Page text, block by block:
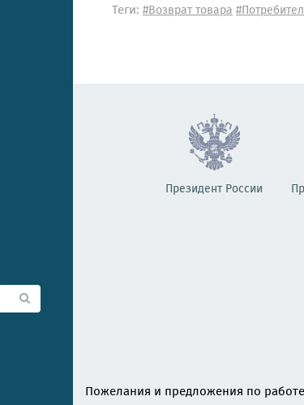
Теги: #Возврат товара
Президент России
Пожелания и предложения по